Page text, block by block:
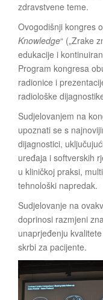
zdravstvene teme.
Ovogodišnji kongres
Knowledge“ („Zrake
edukacije i
Program kongresa
radionice i
radiološke
Sudjelovanjem na
upoznati se s
dijagnostici,
uređaja i softverskih
u kliničkoj praksi,
tehnološki napredak.
Sudjelovanje na
doprinosi razmjeni
unaprjeđenju
skrbi za pacijente.